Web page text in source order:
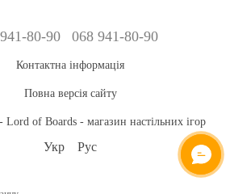
80-90 068 941-80-90
Контактна інформація
Повна версія сайту
of Boards - магазин настільних ігор
Укр Рус
ОНЛАЙН ЧАТ